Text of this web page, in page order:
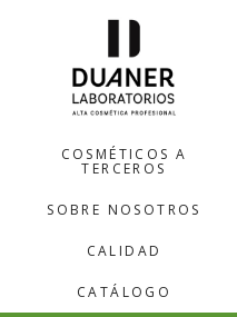
COSMÉTICOS A
TERCEROS
SOBRE NOSOTROS
CALIDAD
CATÁLOGO